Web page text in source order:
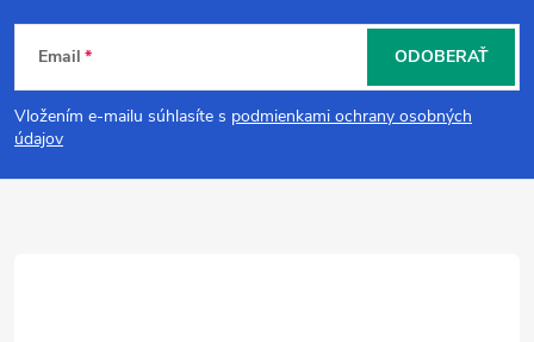
Z
á
p
Email
Vložením e-mailu súhlasíte s podmienkami ochrany osobných
údajov
ODOBERAŤ